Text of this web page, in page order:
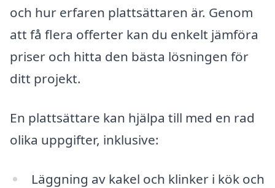
och hur erfaren plattsättaren är. Genom
att få flera offerter kan du enkelt jämföra
priser och hitta den bästa lösningen för
ditt projekt.
En plattsättare kan hjälpa till med en rad
olika uppgifter, inklusive:
Läggning av kakel och klinker i kök och